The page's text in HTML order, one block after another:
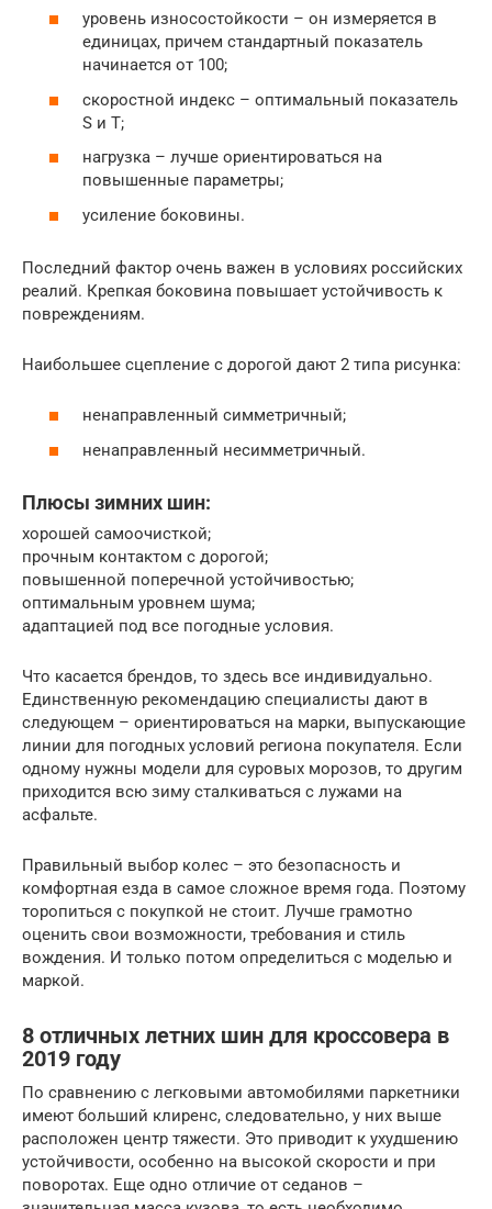
уровень износостойкости – он измеряется в
единицах, причем стандартный показатель
начинается от 100;
скоростной индекс – оптимальный показатель
S и T;
нагрузка – лучше ориентироваться на
повышенные параметры;
усиление боковины.
Последний фактор очень важен в условиях российских
реалий. Крепкая боковина повышает устойчивость к
повреждениям.
Наибольшее сцепление с дорогой дают 2 типа рисунка:
ненаправленный симметричный;
ненаправленный несимметричный.
Плюсы зимних шин:
хорошей самоочисткой;
прочным контактом с дорогой;
повышенной поперечной устойчивостью;
оптимальным уровнем шума;
адаптацией под все погодные условия.
Что касается брендов, то здесь все индивидуально.
Единственную рекомендацию специалисты дают в
следующем – ориентироваться на марки, выпускающие
линии для погодных условий региона покупателя. Если
одному нужны модели для суровых морозов, то другим
приходится всю зиму сталкиваться с лужами на
асфальте.
Правильный выбор колес – это безопасность и
комфортная езда в самое сложное время года. Поэтому
торопиться с покупкой не стоит. Лучше грамотно
оценить свои возможности, требования и стиль
вождения. И только потом определиться с моделью и
маркой.
8 отличных летних шин для кроссовера в
2019 году
По сравнению с легковыми автомобилями паркетники
имеют больший клиренс, следовательно, у них выше
расположен центр тяжести. Это приводит к ухудшению
устойчивости, особенно на высокой скорости и при
поворотах. Еще одно отличие от седанов –